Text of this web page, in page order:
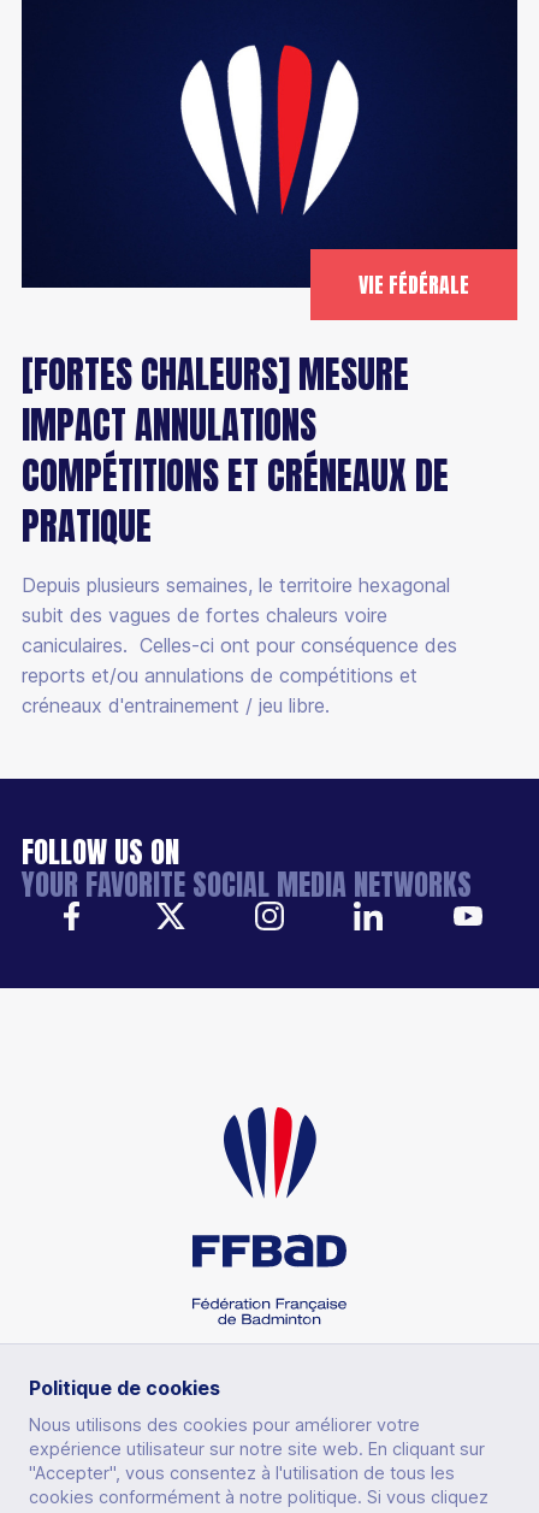
Politique de cookies
Nous utilisons des cookies pour améliorer votre
expérience utilisateur sur notre site web. En cliquant sur
"Accepter", vous consentez à l'utilisation de tous les
cookies conformément à notre politique. Si vous cliquez
VIE FÉDÉRALE
[FORTES CHALEURS] MESURE
IMPACT ANNULATIONS
COMPÉTITIONS ET CRÉNEAUX DE
PRATIQUE
Depuis plusieurs semaines, le territoire hexagonal
subit des vagues de fortes chaleurs voire
caniculaires. Celles-ci ont pour conséquence des
reports et/ou annulations de compétitions et
créneaux d'entrainement / jeu libre.
FOLLOW US ON
YOUR FAVORITE SOCIAL MEDIA NETWORKS
SECTIONS